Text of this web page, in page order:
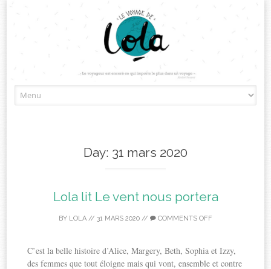
to
Day: 31 mars 2020
Lola lit Le vent nous portera
BY LOLA // 31 MARS 2020 // COMMENTS OFF
C’est la belle histoire d’Alice, Margery, Beth, Sophia et Izzy,
des femmes que tout éloigne mais qui vont, ensemble et contre